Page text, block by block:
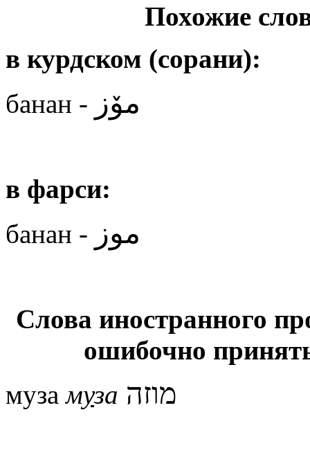
Похожие
в курдском (сорани):
банан - مۆز
в фарси:
банан - موز
Слова иностранного
ошибочно
музамуза מוזה